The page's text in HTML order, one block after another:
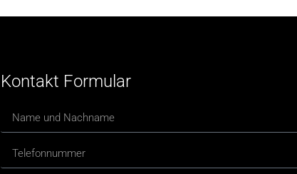
Kontakt Formular